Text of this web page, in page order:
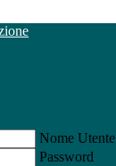
Nome Utente
Password